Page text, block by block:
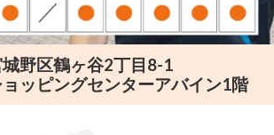
野区鶴ヶ谷2丁目8-1
ッピングセンターアバイン1階